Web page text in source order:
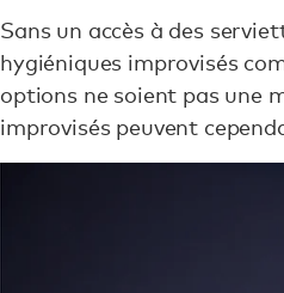
Sans un accès à des
hygiéniques improvisés
options ne soient pas une
improvisés peuvent